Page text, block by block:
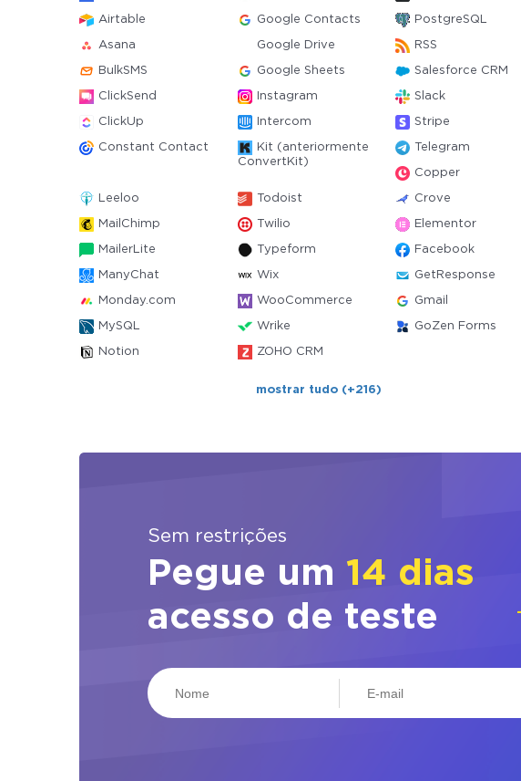
Airtable Google Contacts PostgreSQL
Asana Google Drive RSS
BulkSMS Google Sheets Salesforce CRM
ClickSend Instagram Slack
ClickUp Intercom Stripe
Constant Contact
Kit (anteriormente
ConvertKit)
Telegram
Copper
Leeloo Todoist Crove
MailChimp Twilio Elementor
MailerLite Typeform Facebook
ManyChat Wix GetResponse
Monday.com WooCommerce Gmail
MySQL Wrike GoZen Forms
Notion ZOHO CRM
mostrar tudo (+216)
Sem restrições
Pegue um 14 dias
acesso de teste